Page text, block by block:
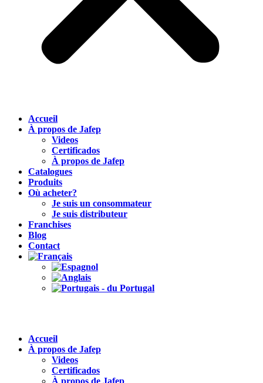
Accueil
À propos de Jafep
Videos
Certificados
À propos de Jafep
Catalogues
Produits
Où acheter?
Je suis un consommateur
Je suis distributeur
Franchises
Blog
Contact
Accueil
À propos de Jafep
Videos
Certificados
À propos de Jafep